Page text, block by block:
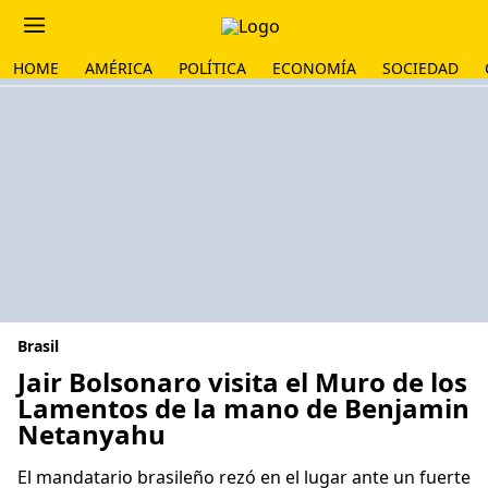
HOME AMÉRICA POLÍTICA ECONOMÍA SOCIEDAD
Brasil
Jair Bolsonaro visita el Muro de los
Lamentos de la mano de Benjamin
Netanyahu
El mandatario brasileño rezó en el lugar ante un fuerte